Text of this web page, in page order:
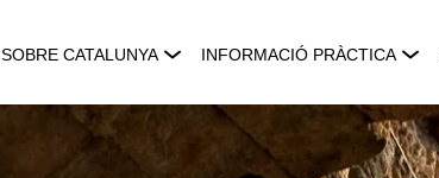
SOBRE CATALUNYA INFORMACIÓ PRÀCTICA